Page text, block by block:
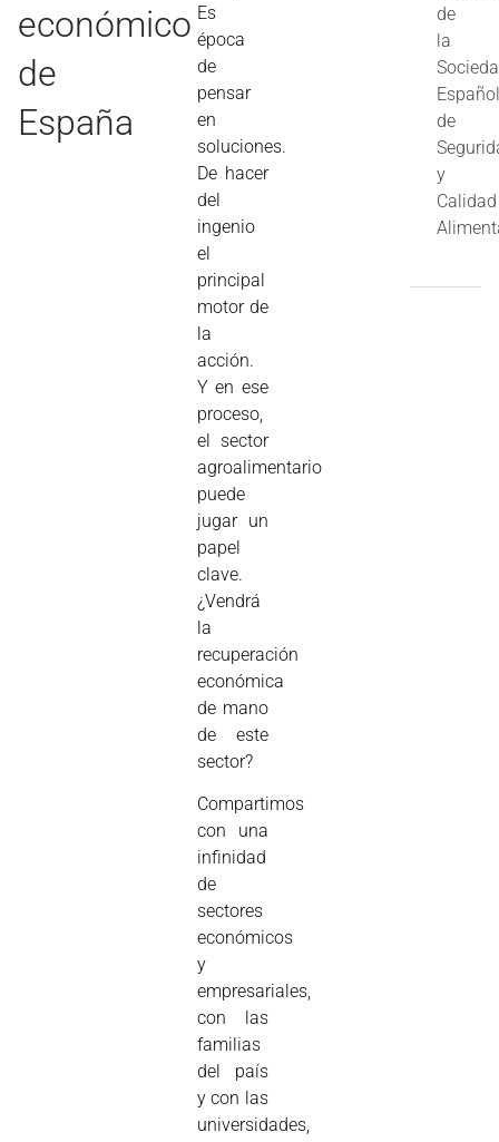
económico
de
España
Es
época
de
pensar
en
soluciones.
De hacer
del
ingenio
el
principal
motor de
la
acción.
Y en ese
proceso,
el sector
agroalimentario
puede
jugar un
papel
clave.
¿Vendrá
la
recuperación
económica
de mano
de este
sector?
Compartimos
con una
infinidad
de
sectores
económicos
y
empresariales,
con las
familias
del país
y con las
universidades,
de
la
de
y
Calidad